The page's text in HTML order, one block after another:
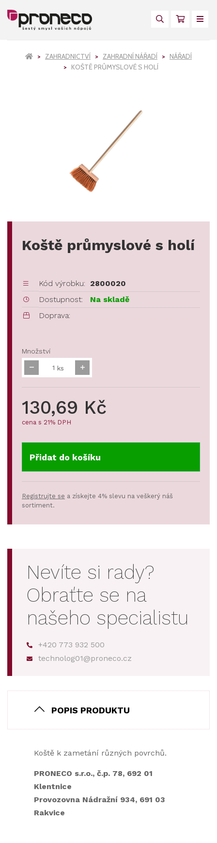
ZAHRADNICTVÍ ZAHRADNÍ NÁŘADÍ
NÁŘADÍ
KOŠTĚ PRŮMYSLOVÉ S HOLÍ
Koště průmyslové s holí
Kód výrobku:
2800020
Dostupnost:
Na skladě
Doprava:
Množství
ks
130,69 Kč
cena s 21% DPH
Přidat do košíku
Registrujte se a získejte 4% slevu na veškerý náš
sortiment.
Nevíte si rady?
Obraťte se na
našeho specialistu
+420 773 932 500
technolog01@proneco.cz
POPIS PRODUKTU
Koště k zametání různých povrchů.
PRONECO s.r.o., č.p. 78, 692 01
Klentnice
Provozovna Nádražní 934, 691 03
Rakvice